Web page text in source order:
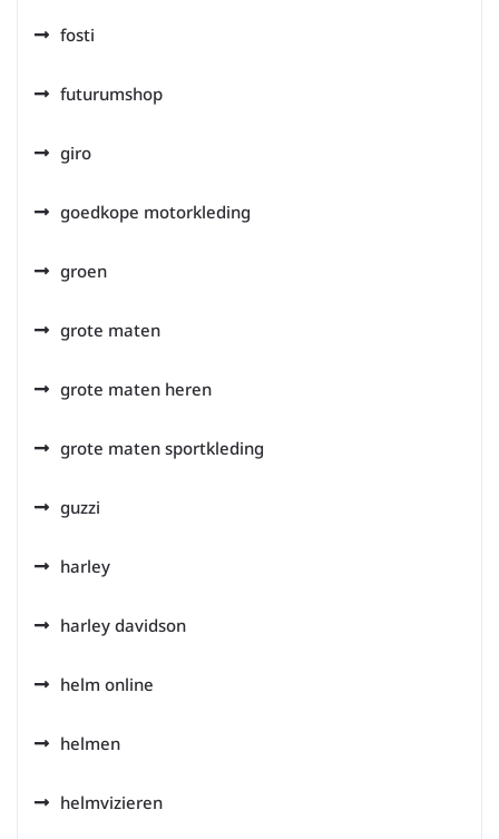
fosti
futurumshop
giro
goedkope motorkleding
groen
grote maten
grote maten heren
grote maten sportkleding
guzzi
harley
harley davidson
helm online
helmen
helmvizieren